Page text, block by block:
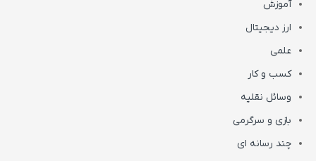
آموزش
ارز دیجیتال
علمی
کسب و کار
وسائل نقلیه
بازی و سرگرمی
چند رسانه ای